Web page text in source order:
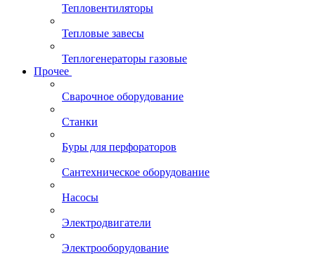
Тепловентиляторы
Тепловые завесы
Теплогенераторы газовые
Прочее
Сварочное оборудование
Станки
Буры для перфораторов
Сантехническое оборудование
Насосы
Электродвигатели
Электрооборудование